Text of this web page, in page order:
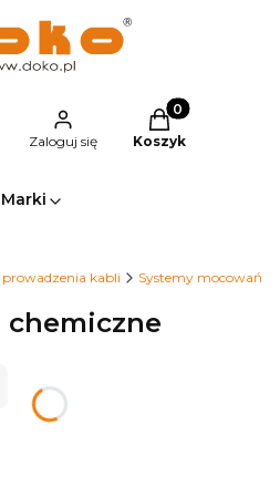
wyszukiwarkę
Zaloguj się
Produkty w
Koszyk
Marki
kabli Systemy mocowań